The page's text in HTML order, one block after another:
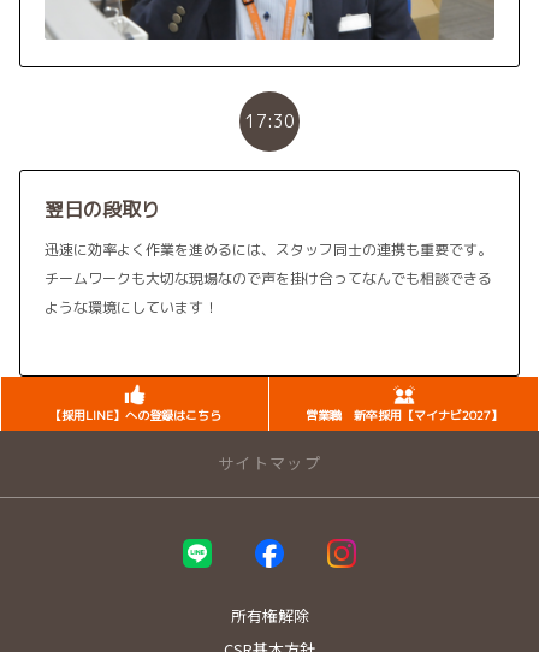
17:30
翌日の段取り
迅速に効率よく作業を進めるには、スタッフ同士の連携も重要です。
チームワークも大切な現場なので声を掛け合ってなんでも相談できる
ような環境にしています！
【採用LINE】への登録はこちら 営業職 新卒採用【マイナビ2027】
サイトマップ
所有権解除